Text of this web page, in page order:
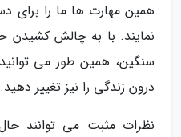
همین مهارت ها ما را برای
نمایند. با به چالش کشیدن
سنگین، همین طور می توانید
درون زندگی را نیز تغییر دهید.
نظرات مثبت می توانند